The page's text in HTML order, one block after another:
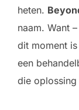
heten.
naam. Want
dit moment
een
die